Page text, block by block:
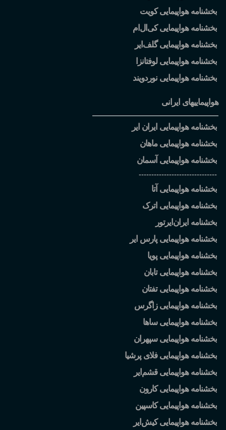
بخشنامه هواپیمایی کویت
بخشنامه هواپیمایی کی ال ام
بخشنامه هواپیمایی گلف ایر
بخشنامه هواپیمایی لوفتانزا
بخشنامه هواپیمایی نوردویند
هواپیماییهای ایرانی
بخشنامه هواپیمایی ایران ایر
بخشنامه هواپیمایی ماهان
بخشنامه هواپیمایی آسمان
-------------------------------
بخشنامه هواپیمایی آتا
بخشنامه هواپیمایی اترک
بخشنامه ایران ایرتور
بخشنامه هواپیمایی پارس ایر
بخشنامه هواپیمایی پویا
بخشنامه هواپیمایی تابان
بخشنامه هواپیمایی تفتان
بخشنامه هواپیمایی زاگرس
بخشنامه هواپیمایی ساها
بخشنامه هواپیمایی سپهران
بخشنامه هواپیمایی فلای پرشیا
بخشنامه هواپیمایی قشم ایر
بخشنامه هواپیمایی کارون
بخشنامه هواپیمایی کاسپین
بخشنامه هواپیمایی کیش ایر